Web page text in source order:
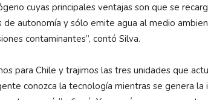
cuyas principales ventajas son que se
autonomía y sólo emite agua al medio
contaminantes”, contó Silva.
para Chile y trajimos las tres unidades que
conozca la tecnología mientras se genera la